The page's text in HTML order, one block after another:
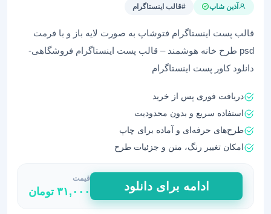
آذین شاپ #قالب اینستاگرام
قالب پست اینستاگرام فتوشاپ به صورت لایه باز و با فرمت
psd طرح خانه هوشمند – قالب پست اینستاگرام فروشگاهی-
دانلود کاور پست اینستاگرام
دریافت فوری پس از خرید
استفاده سریع و بدون محدودیت
طرح‌های حرفه‌ای و آماده برای چاپ
امکان تغییر رنگ، متن و جزئیات طرح
قالب
اینستاگرام
طرح
ادامه برای دانلود
قیمت
۳۱,۰۰۰ تومان